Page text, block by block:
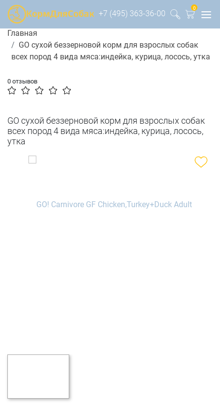
+7 (495) 363-36-00
0
Главная
GO сухой беззерновой корм для взрослых собак
всех пород 4 вида мяса:индейка, курица, лосось, утка
0 отзывов
GO сухой беззерновой корм для взрослых собак
всех пород 4 вида мяса:индейка, курица, лосось,
утка